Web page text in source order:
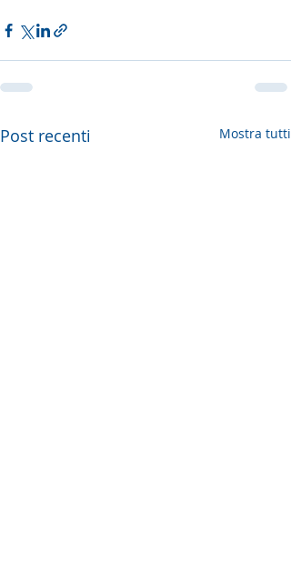
Post recenti Mostra tutti